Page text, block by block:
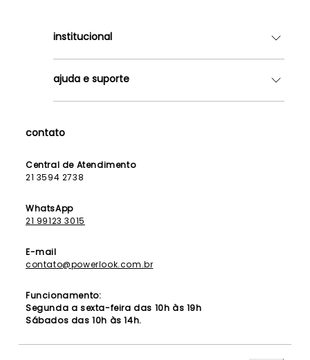
institucional
Lojas
Como Funciona
Lista de Formandas
ajuda e suporte
Política de Privacidade
contato
Central de Atendimento
21 3594 2738
WhatsApp
21 99123 3015
E-mail
contato@powerlook.com.br
Funcionamento:
Segunda a sexta-feira das 10h às 19h
Sábados das 10h às 14h.